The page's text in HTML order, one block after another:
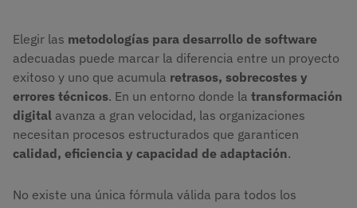
Elegir las metodologías para desarrollo de software
adecuadas puede marcar la diferencia entre un proyecto
exitoso y uno que acumula retrasos, sobrecostes y
errores técnicos. En un entorno donde la transformación
digital avanza a gran velocidad, las organizaciones
necesitan procesos estructurados que garanticen
calidad, eficiencia y capacidad de adaptación.
No existe una única fórmula válida para todos los